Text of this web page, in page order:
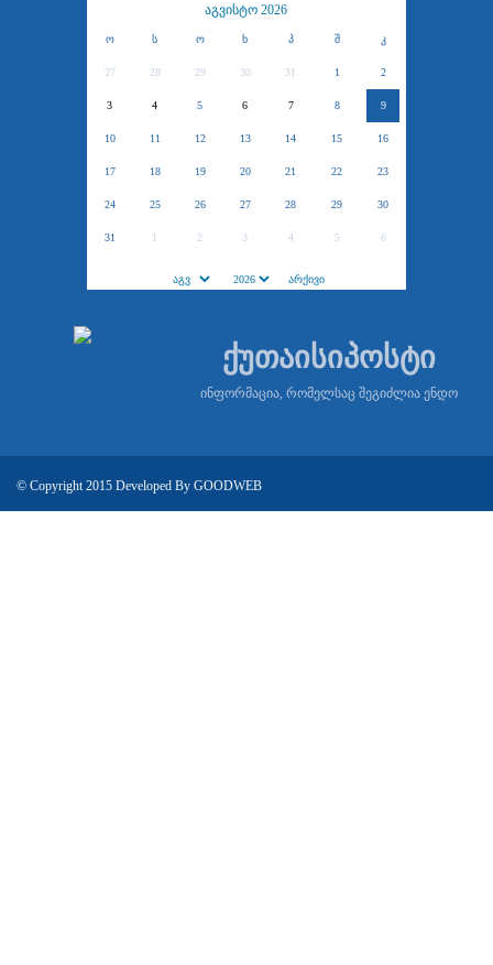
აგვისტო 2026
ო ს ო ხ პ შ კ
27 28 29 30 31 1 2
3 4 5 6 7 8 9
10 11 12 13 14 15 16
17 18 19 20 21 22 23
24 25 26 27 28 29 30
31 1 2 3 4 5 6
ქუთაისიპოსტი
ინფორმაცია, რომელსაც შეგიძლია ენდო
© Copyright 2015 Developed By GOODWEB